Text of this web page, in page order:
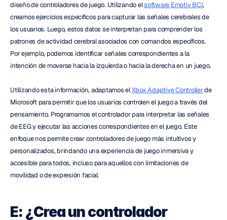
diseño de controladores de juego. Utilizando el software Emotiv BCI,
creamos ejercicios específicos para capturar las señales cerebrales de
los usuarios. Luego, estos datos se interpretan para comprender los
patrones de actividad cerebral asociados con comandos específicos.
Por ejemplo, podemos identificar señales correspondientes a la
intención de moverse hacia la izquierda o hacia la derecha en un juego.
Utilizando esta información, adaptamos el Xbox Adaptive Controller de
Microsoft para permitir que los usuarios controlen el juego a través del
pensamiento. Programamos el controlador para interpretar las señales
de EEG y ejecutar las acciones correspondientes en el juego. Este
enfoque nos permite crear controladores de juego más intuitivos y
personalizados, brindando una experiencia de juego inmersiva y
accesible para todos, incluso para aquellos con limitaciones de
movilidad o de expresión facial.
E: ¿Crea un controlador